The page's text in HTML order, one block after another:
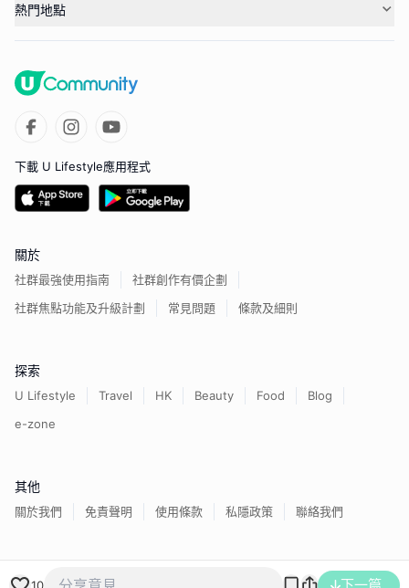
10
熱門地點
下載 U Lifestyle應用程式
關於
社群最強使用指南
社群創作有價企劃
社群焦點功能及升級計劃
常見問題 條款及細則
探索
U Lifestyle Travel HK Beauty Food
Blog
e-zone
其他
關於我們 免責聲明 使用條款 私隱政策 聯絡我們
香港經濟日報版權所有©